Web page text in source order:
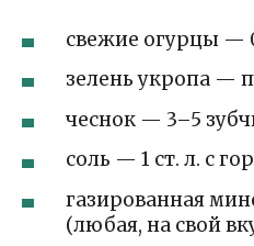
свежие огурцы —
зелень укропа —
чеснок — 3–5
соль — 1 ст. л. с
газированная
(любая, на свой